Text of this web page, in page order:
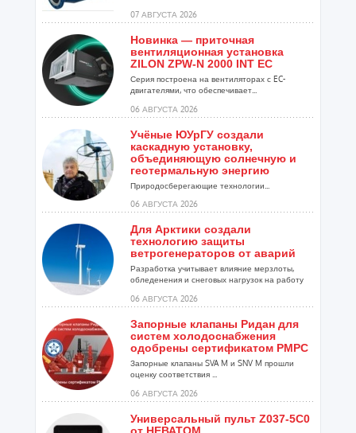
07 АВГУСТА 2026
Новинка — приточная
вентиляционная установка
ZILON ZPW-N 2000 INT EC
Серия построена на вентиляторах с EC-
двигателями, что обеспечивает...
06 АВГУСТА 2026
Учёные ЮУрГУ создали
каскадную установку,
объединяющую солнечную и
геотермальную энергию
Природосберегающие технологии...
06 АВГУСТА 2026
Для Арктики создали
технологию защиты
ветрогенераторов от аварий
Разработка учитывает влияние мерзлоты,
обледенения и снеговых нагрузок на работу
06 АВГУСТА 2026
Запорные клапаны Ридан для
систем холодоснабжения
одобрены сертификатом РМРС
Запорные клапаны SVA M и SNV M прошли
оценку соответствия ...
06 АВГУСТА 2026
Универсальный пульт Z037-5C0
от НЕВАТОМ